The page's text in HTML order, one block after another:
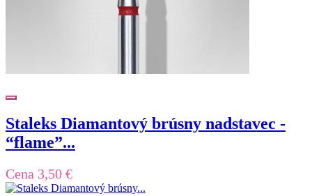
Staleks Diamantový brúsny nadstavec -
“flame”...
Cena 3,50 €